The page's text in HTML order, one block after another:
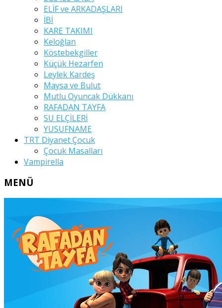
ELİF ve ARKADAŞLARI
İBİ
KARE TAKIMI
Keloğlan
Köstebekgiller
Küçük Hezarfen
Leylek Kardeş
Maysa ve Bulut
Mutlu Oyuncak Dükkanı
RAFADAN TAYFA
SU ELÇİLERİ
YUSUFNAME
TRT Diyanet Çocuk
Çocuk Masalları
Vampirella
MENÜ